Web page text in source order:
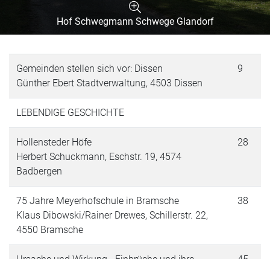
Hof Schwegmann Schwege Glandorf
Gemeinden stellen sich vor: Dissen
Günther Ebert Stadtverwaltung, 4503 Dissen
9
LEBENDIGE GESCHICHTE
Hollensteder Höfe
Herbert Schuckmann, Eschstr. 19, 4574
Badbergen
28
75 Jahre Meyerhofschule in Bramsche
Klaus Dibowski/Rainer Drewes, Schillerstr. 22,
4550 Bramsche
38